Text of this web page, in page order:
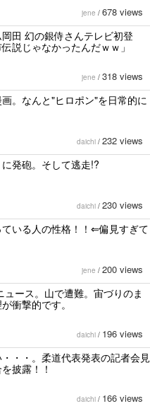
jene / 678 views
田 幻の銀侍さんテレビ初登
説じゃなかったんだｗｗ」
jene / 318 views
。なんと"ヒロポン"を日常的に
daichi / 232 views
発砲。そして逃走!?
daichi / 230 views
いる人の性格！！⇐偏見すぎて
jene / 200 views
ース。山で遭難。宙づりのま
衝撃的です。
daichi / 196 views
・・。柔道代表発表の記者会見
披露！！
daichi / 166 views